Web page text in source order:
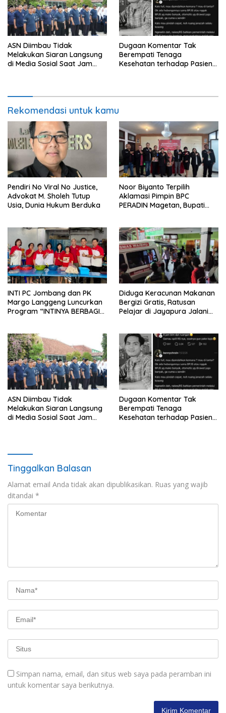
ASN Diimbau Tidak
Melakukan Siaran Langsung
di Media Sosial Saat Jam
Dugaan Komentar Tak
Berempati Tenaga
Kesehatan terhadap Pasien
Rekomendasi untuk kamu
Pendiri No Viral No Justice,
Advokat M. Sholeh Tutup
Usia, Dunia Hukum Berduka
Noor Biyanto Terpilih
Aklamasi Pimpin BPC
PERADIN Magetan, Bupati
INTI PC Jombang dan PK
Margo Langgeng Luncurkan
Program “INTINYA BERBAGI”,
Diduga Keracunan Makanan
Bergizi Gratis, Ratusan
Pelajar di Jayapura Jalani
ASN Diimbau Tidak
Melakukan Siaran Langsung
di Media Sosial Saat Jam
Dugaan Komentar Tak
Berempati Tenaga
Kesehatan terhadap Pasien
Tinggalkan Balasan
Alamat email Anda tidak akan dipublikasikan. Ruas yang wajib
ditandai *
Simpan nama, email, dan situs web saya pada peramban ini
untuk komentar saya berikutnya.